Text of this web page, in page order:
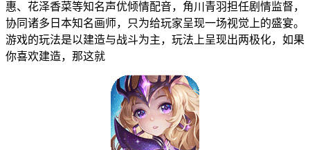
惠、花泽香菜等知名声优倾情配音，角川青羽担任剧情监督，
协同诸多日本知名画师，只为给玩家呈现一场视觉上的盛宴。
游戏的玩法是以建造与战斗为主，玩法上呈现出两极化，如果
你喜欢建造，那这就